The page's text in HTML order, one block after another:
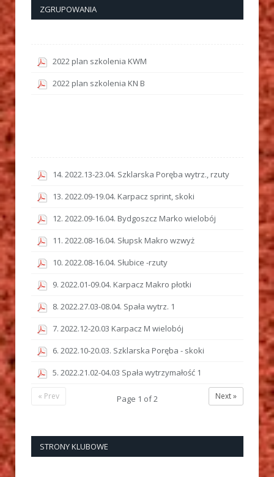
ZGRUPOWANIA
2022 plan szkolenia KWM
2022 plan szkolenia KN B
14. 2022.13-23.04. Szklarska Poręba wytrz., rzuty
13. 2022.09-19.04. Karpacz sprint, skoki
12. 2022.09-16.04. Bydgoszcz Marko wielobój
11. 2022.08-16.04. Słupsk Makro wzwyż
10. 2022.08-16.04. Słubice -rzuty
9. 2022.01-09.04. Karpacz Makro płotki
8. 2022.27.03-08.04. Spała wytrz. 1
7. 2022.12-20.03 Karpacz M wielobój
6. 2022.10-20.03. Szklarska Poręba - skoki
5. 2022.21.02-04.03 Spała wytrzymałość 1
Next »
Page 1 of2
« Prev
STRONY KLUBOWE